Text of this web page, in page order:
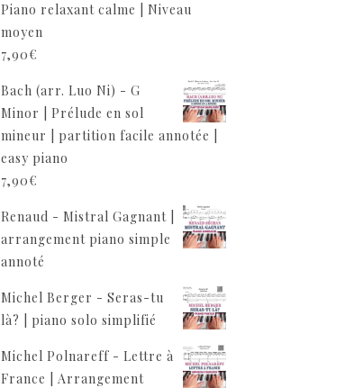
Piano relaxant calme | Niveau
moyen
7,90€
Bach (arr. Luo Ni) - G
Minor | Prélude en sol
mineur | partition facile annotée |
easy piano
7,90€
Renaud - Mistral Gagnant |
arrangement piano simple
annoté
Michel Berger - Seras-tu
là? | piano solo simplifié
Michel Polnareff - Lettre à
France | Arrangement